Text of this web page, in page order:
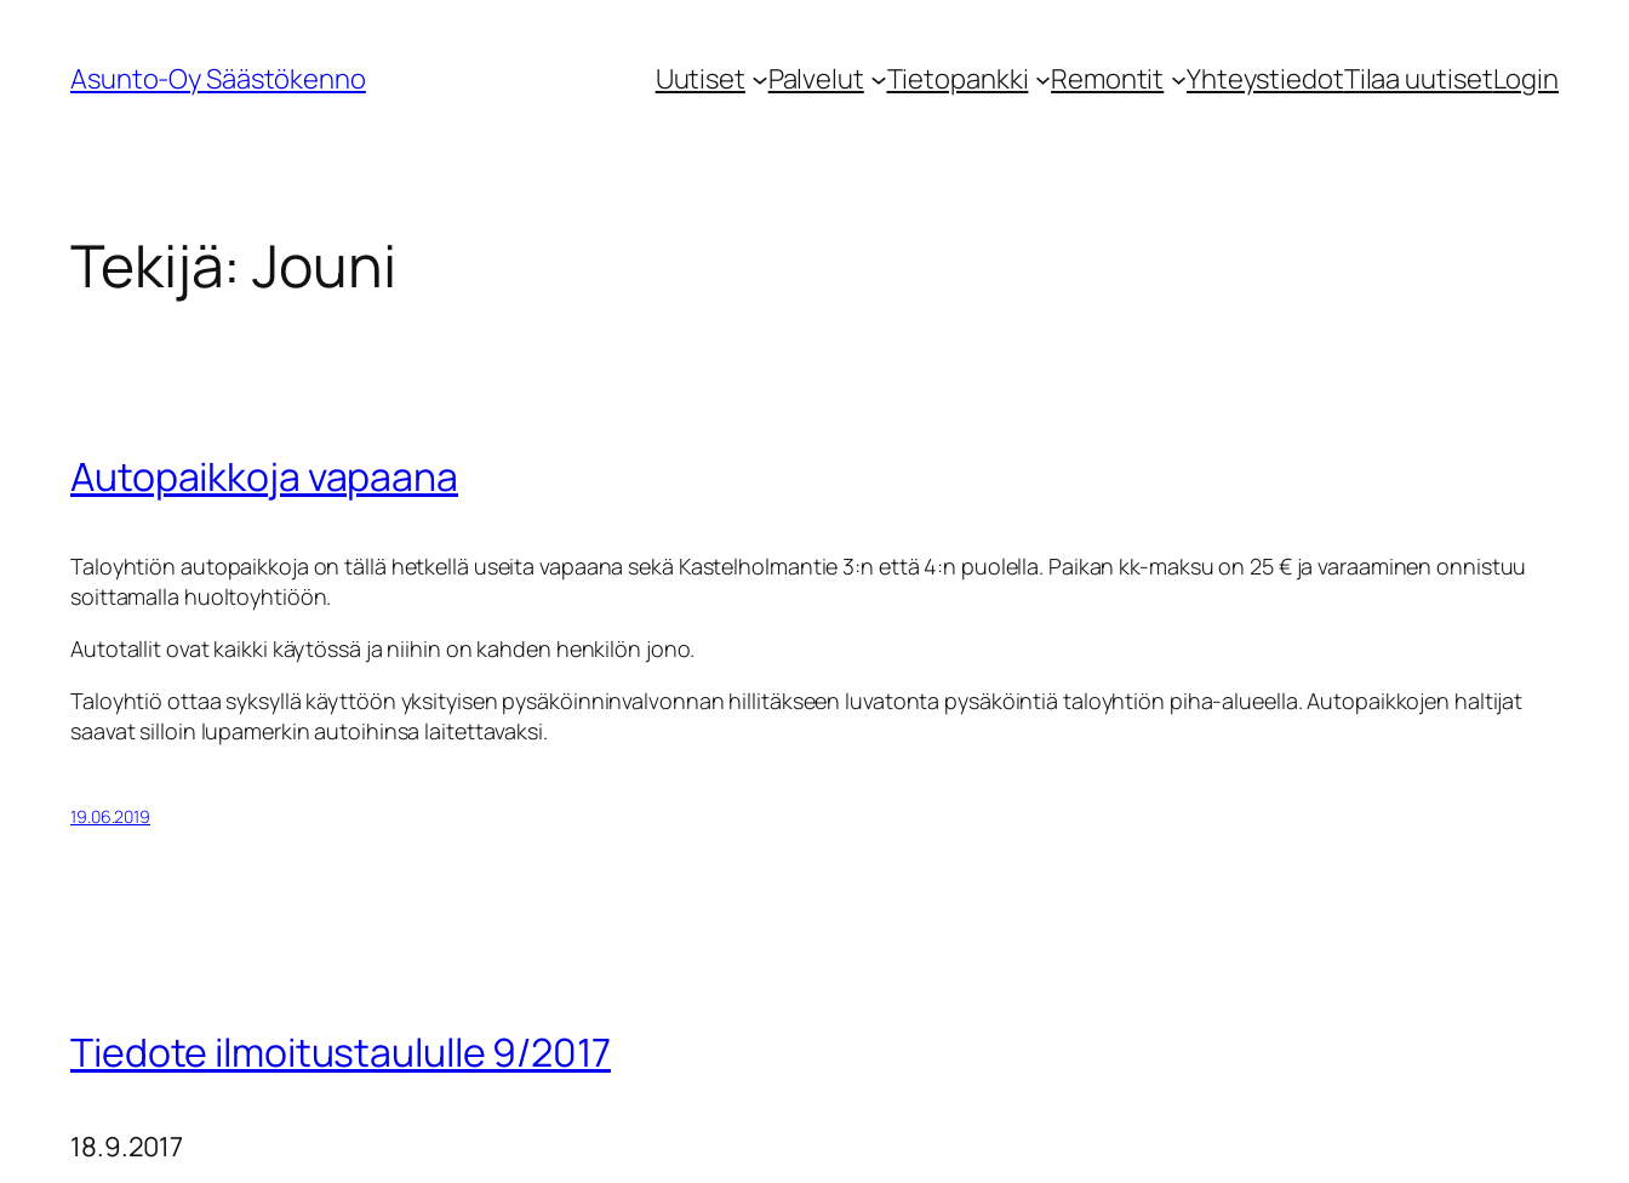
sisältöönAsunto-Oy Säästökenno Uutiset Palvelut Tietopankki Remontit YhteystiedotTilaa uutisetLogin
Tekijä:Jouni
Autopaikkoja vapaana
Taloyhtiön autopaikkoja on tällä hetkellä useita vapaana sekä Kastelholmantie 3:n että 4:n puolella. Paikan kk-maksu on 25 € ja varaaminen onnistuu
soittamalla huoltoyhtiöön.
Autotallit ovat kaikki käytössä ja niihin on kahden henkilön jono.
Taloyhtiö ottaa syksyllä käyttöön yksityisen pysäköinninvalvonnan hillitäkseen luvatonta pysäköintiä taloyhtiön piha-alueella. Autopaikkojen haltijat
saavat silloin lupamerkin autoihinsa laitettavaksi.
19.06.2019
Tiedote ilmoitustaululle 9/2017
18.9.2017